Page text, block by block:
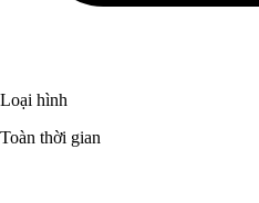
Loại hình
Toàn thời gian